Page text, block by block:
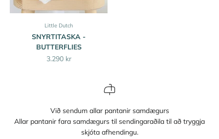
Little Dutch
SNYRTITASKA -
BUTTERFLIES
Sale price
3.290 kr
Við sendum allar pantanir samdægurs
Allar pantanir fara samdægurs til sendingaraðila til að tryggja
skjóta afhendingu.